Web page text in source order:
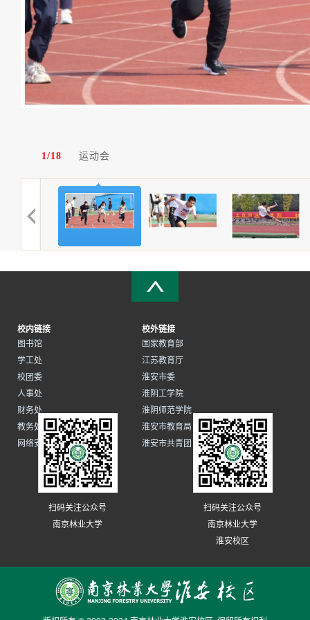
1/18 运动会
校内链接
图书馆
学工处
校团委
人事处
财务处
教务处
网络安全和信息化办公室
校外链接
国家教育部
江苏教育厅
淮安市委
淮阴工学院
淮阴师范学院
淮安市教育局
淮安市共青团
扫码关注公众号
南京林业大学
扫码关注公众号
南京林业大学
淮安校区